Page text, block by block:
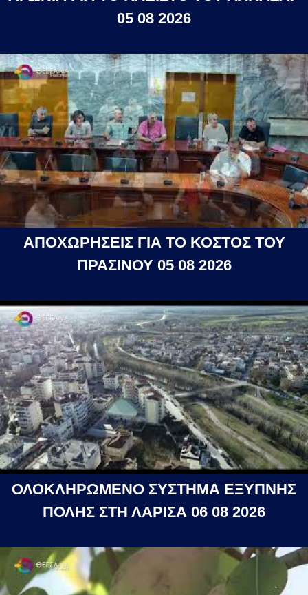
05 08 2026
ΑΠΟΧΩΡΗΣΕΙΣ ΓΙΑ ΤΟ ΚΟΣΤΟΣ ΤΟΥ
ΠΡΑΣΙΝΟΥ 05 08 2026
ΟΛΟΚΛΗΡΩΜΕΝΟ ΣΥΣΤΗΜΑ ΕΞΥΠΝΗΣ
ΠΟΛΗΣ ΣΤΗ ΛΑΡΙΣΑ 06 08 2026